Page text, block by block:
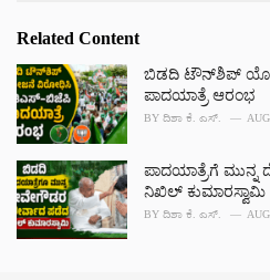
Related Content
ಬಿಡದಿ ಟೌನ್‌ಶಿಪ್
ಪಾದಯಾತ್ರೆ ಆರಂಭ
BY ದಿಶಾ ಕೆ. ಎಸ್.
ಪಾದಯಾತ್ರೆಗೆ
ನಿಖಿಲ್ ಕುಮಾರಸ್ವಾಮಿ
BY ದಿಶಾ ಕೆ. ಎಸ್.